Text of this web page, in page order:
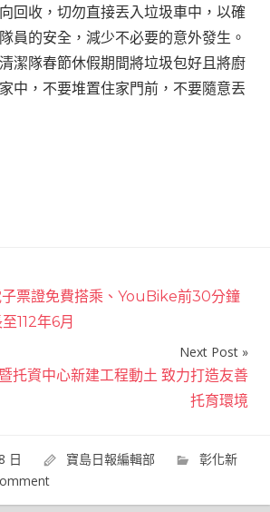
回收，切勿直接丟入垃圾車中，以確
員的安全，減少不必要的意外發生。
潔隊春節休假期間將垃圾包好且將廚
中，不要堆置住家門前，不要隨意丟
票證免費搭乘、YouBike前30分鐘
112年6月
Next Post
托資中心新建工程動土 致力打造友善
托育環境
日 寶島日報編輯部
彰化新